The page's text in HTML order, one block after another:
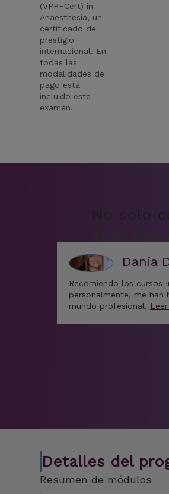
(VPPFCert) in
Anaesthesia, un
certificado de
prestigio
internacional. En
todas las
modalidades de
pago está
incluido este
examen.
No solo
Nuestros
Dania
Recomiendo los cursos
personalmente, me han
mundo profesional.
Detalles del
Resumen de módulos